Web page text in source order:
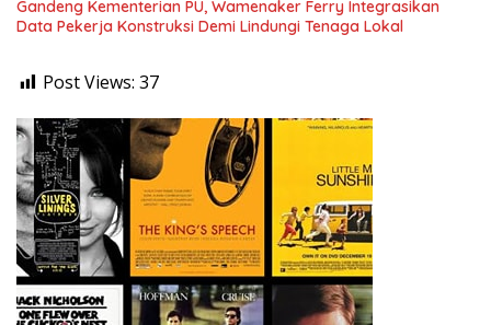
Gandeng Kementerian PU, Wamenaker Ferry Integrasikan
Data Pekerja Konstruksi Demi Lindungi Tenaga Lokal
Post Views: 37